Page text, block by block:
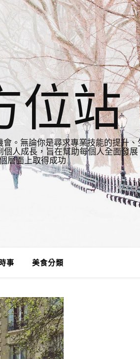
位站
。無論你是尋求專業技能的提升
人成長，旨在幫助每個人全面發
層面上取得成功
事 美食分類